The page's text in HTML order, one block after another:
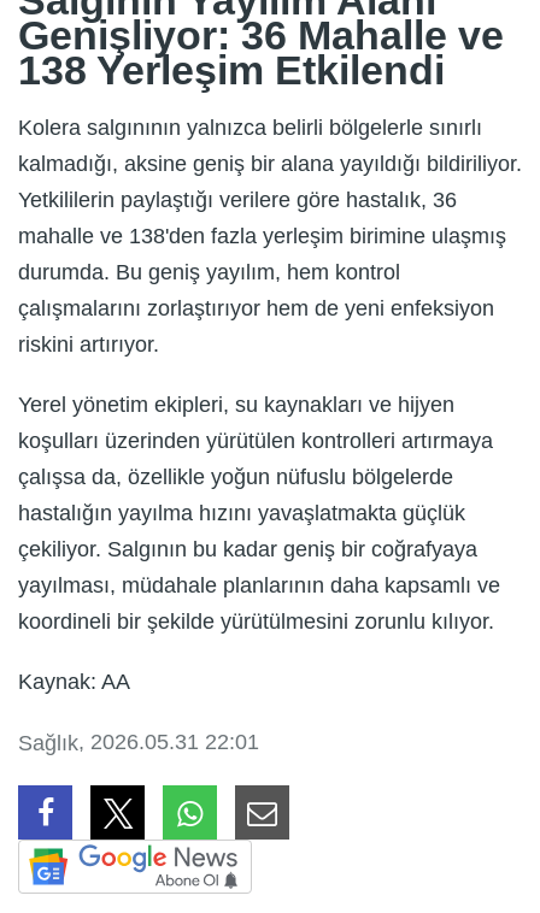
Genişliyor: 36 Mahalle ve
138 Yerleşim Etkilendi
Kolera salgınının yalnızca belirli bölgelerle sınırlı
kalmadığı, aksine geniş bir alana yayıldığı bildiriliyor.
Yetkililerin paylaştığı verilere göre hastalık, 36
mahalle ve 138'den fazla yerleşim birimine ulaşmış
durumda. Bu geniş yayılım, hem kontrol
çalışmalarını zorlaştırıyor hem de yeni enfeksiyon
riskini artırıyor.
Yerel yönetim ekipleri, su kaynakları ve hijyen
koşulları üzerinden yürütülen kontrolleri artırmaya
çalışsa da, özellikle yoğun nüfuslu bölgelerde
hastalığın yayılma hızını yavaşlatmakta güçlük
çekiliyor. Salgının bu kadar geniş bir coğrafyaya
yayılması, müdahale planlarının daha kapsamlı ve
koordineli bir şekilde yürütülmesini zorunlu kılıyor.
Kaynak: AA
Sağlık, 2026.05.31 22:01